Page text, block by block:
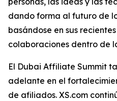
dando forma al futuro de
basándose en sus
colaboraciones dentro de
El Dubai Affiliate Summit
adelante en el
de afiliados. XS.com